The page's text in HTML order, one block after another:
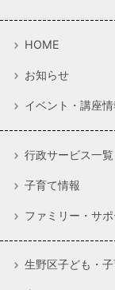
HOME
お知らせ
イベント・講座情
行政サービス一覧
子育て情報
ファミリー・サ
生野区子ども・